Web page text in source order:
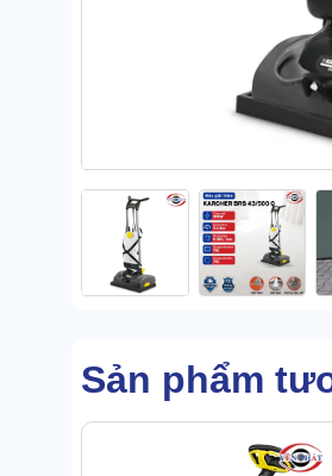
Sản phẩm